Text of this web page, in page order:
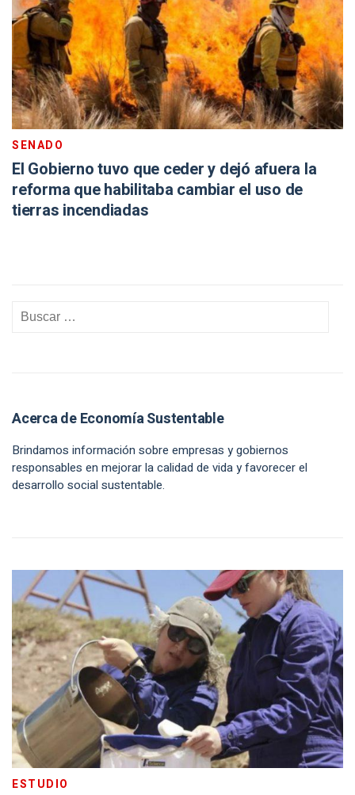
SENADO
El Gobierno tuvo que ceder y dejó afuera la
reforma que habilitaba cambiar el uso de
tierras incendiadas
Acerca de Economía Sustentable
Brindamos información sobre empresas y gobiernos
responsables en mejorar la calidad de vida y favorecer el
desarrollo social sustentable.
ESTUDIO